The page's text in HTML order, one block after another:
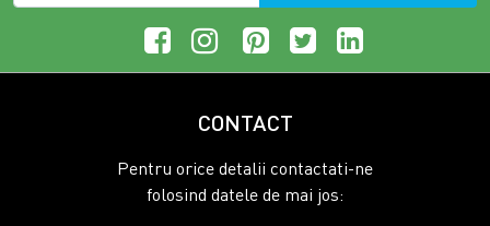
CONTACT
Pentru orice detalii contactati-ne
folosind datele de mai jos: